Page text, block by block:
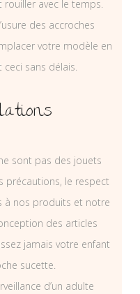
rouiller avec le temps.
des accroches
votre modèle en
ceci sans délais.
sont pas des jouets
précautions, le respect
à nos produits et notre
des articles
jamais votre enfant
sucette.
d’un adulte